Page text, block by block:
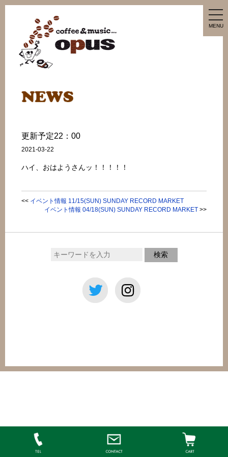
MENU
更新予定22：00
2021-03-22
ハイ、おはようさんッ！！！！！
<< イベント情報 11/15(SUN) SUNDAY RECORD MARKET
イベント情報 04/18(SUN) SUNDAY RECORD MARKET>>